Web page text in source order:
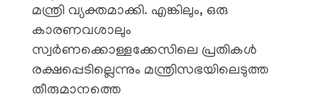
മന്ത്രി വ്യക്തമാക്കി. എങ്കിലും, ഒരു
കാരണവശാലും
സ്വർണക്കൊള്ളക്കേസിലെ പ്രതികൾ
രക്ഷപ്പെടില്ലെന്നും മന്ത്രിസഭയിലെടുത്ത
തീരുമാനത്തെ